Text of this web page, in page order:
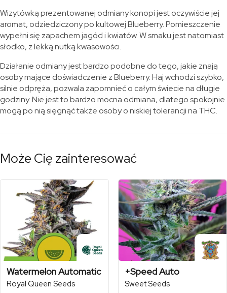
Wizytówką prezentowanej odmiany konopi jest oczywiście jej
aromat, odziedziczony po kultowej Blueberry. Pomieszczenie
wypełni się zapachem jagód i kwiatów. W smaku jest natomiast
słodko, z lekką nutką kwasowości.
Działanie odmiany jest bardzo podobne do tego, jakie znają
osoby mające doświadczenie z Blueberry. Haj wchodzi szybko,
silnie odpręża, pozwala zapomnieć o całym świecie na długie
godziny. Nie jest to bardzo mocna odmiana, dlatego spokojnie
mogą po nią sięgnąć także osoby o niskiej tolerancji na THC.
Może Cię zainteresować
Watermelon Automatic
Royal Queen Seeds
+Speed Auto
Sweet Seeds